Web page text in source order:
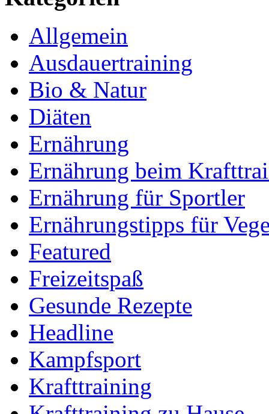
Allgemein
Ausdauertraining
Bio & Natur
Diäten
Ernährung
Ernährung beim
Ernährung für Sportler
Ernährungstipps für
Featured
Freizeitspaß
Gesunde Rezepte
Headline
Kampfsport
Krafttraining